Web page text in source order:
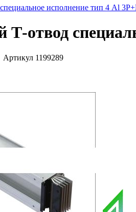
исполнение тип 4 Al
отвод
Артикул 1199289